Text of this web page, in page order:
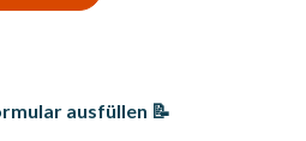
ausfüllen 📝